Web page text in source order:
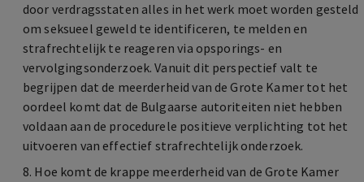
door verdragsstaten alles in het werk moet worden gesteld
om seksueel geweld te identificeren, te melden en
strafrechtelijk te reageren via opsporings- en
vervolgingsonderzoek. Vanuit dit perspectief valt te
begrijpen dat de meerderheid van de Grote Kamer tot het
oordeel komt dat de Bulgaarse autoriteiten niet hebben
voldaan aan de procedurele positieve verplichting tot het
uitvoeren van effectief strafrechtelijk onderzoek.
8. Hoe komt de krappe meerderheid van de Grote Kamer